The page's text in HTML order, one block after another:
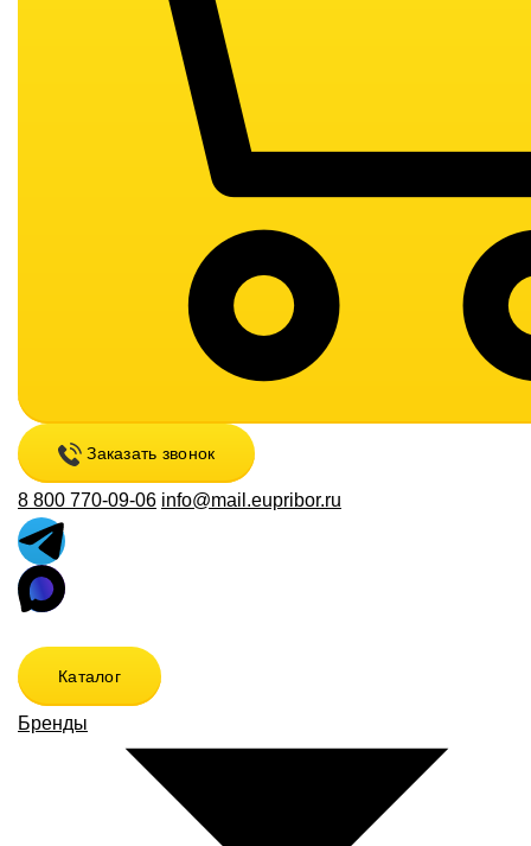
Заказать звонок
8 800 770-09-06 info@mail.eupribor.ru
Каталог
Бренды